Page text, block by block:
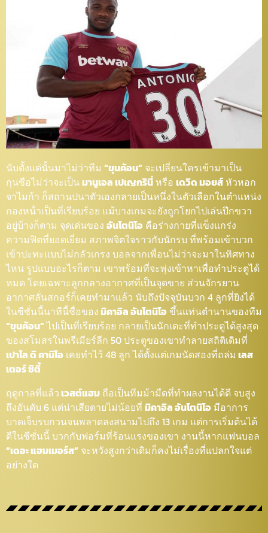
นับตั้งแต่นั้นมาไม่ว่าทีม “ขุนค้อน” จะเปลี่ยนใครเข้ามาเป็น
กุนซือไม่ว่าจะเป็นมานูเอล เปเญกรินี่ หรือ เดวิด มอยส์ หัวหอก
จาไมก้า ก็สถานปนาตัวเองกลายเป็นหนึ่งในตัวเลือกในตำแหน่ง
กองหน้่าเป็นที่เรียบร้อย แม้บางเกมจะยังถูกโยกไปเล่นปีกขวา
อยู่บ้างก็ตาม จุดเด่นของ อันโตนิโอ คือร่างกายที่แข็งแกร่ง
ความฟิตที่ยอดเยี่ยม สภาพจิตใจราวกับนักรบ ที่พร้อมเข้าบวก
เข้าปะทะแบบไม่กลัวเกรง บอลจากเพื่อนไม่ว่าจะมาในทิศทาง
ไหน รูปแบบอะไรก็ตาม เขาพร้อมที่จะพุ่งเข้าหาเพื่อทำประตูได้
หมด โดยเฉพาะลูกกลางอากาศที่เป็นจุดขาย ส่วนจักรยาน
อากาศลั่นสกอร์ก็เคยทำมาแล้ว นับถึงปัจจุบันบวก 4 ลูกที่ยิงได้
ในซีซั่นนี้นาทีนี้ชื่อของมิคาอิล อันโตนิโอขึ้นแท่นตำนานของทีม
“ขุนค้อน”ไปเป็นที่เรียบร้อย กลายเป็นนักเตะที่ทำประตูได้สูงสุด
ของสโมสรในพรีเมียร์ลีก 50 ประตูของเขาทำลายสถิติเดิมที่
เปาโล ดิ คานิโอ เคยทำไว้ 48 ลูก ได้ตั้งแต่เกมนัดสองที่ถล่ม เลส
เตอร์ ซิตี้
ฤดูกาลที่แล้วเวสต์แฮม ถือเป็นทีมม้ามืดที่ทำผลงานได้ดี จบสูง
ถึงอันดับ 6 แต่น่าเสียดายไม่น้อยที่ มิคาอิล อันโตนิโอ มีอาการ
บาดเจ็บรบกวนจนพลาดลงสนามไปถึง 13 เกม แต่การเริ่มต้นได้
ดีในซีซั่นนี้ บวกกับฟอร์มที่ร้อนแรงของเขา งานนี้หากแฟนบอล
“เดอะ แฮมเมอร์ส” จะหวังสูงกว่าเดิมก็คงไม่เรื่องที่แปลกใจแต่
อย่างใด